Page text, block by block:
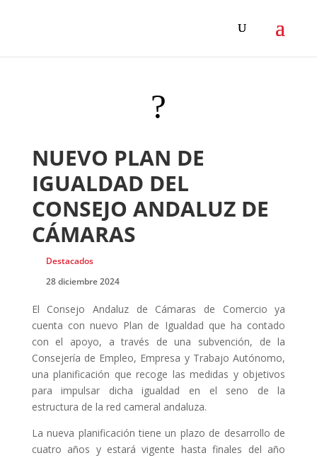
?
NUEVO PLAN DE
IGUALDAD DEL
CONSEJO ANDALUZ DE
CÁMARAS
Destacados
28 diciembre 2024
El Consejo Andaluz de Cámaras de Comercio ya
cuenta con nuevo Plan de Igualdad que ha contado
con el apoyo, a través de una subvención, de la
Consejería de Empleo, Empresa y Trabajo Autónomo,
una planificación que recoge las medidas y objetivos
para impulsar dicha igualdad en el seno de la
estructura de la red cameral andaluza.
La nueva planificación tiene un plazo de desarrollo de
cuatro años y estará vigente hasta finales del año